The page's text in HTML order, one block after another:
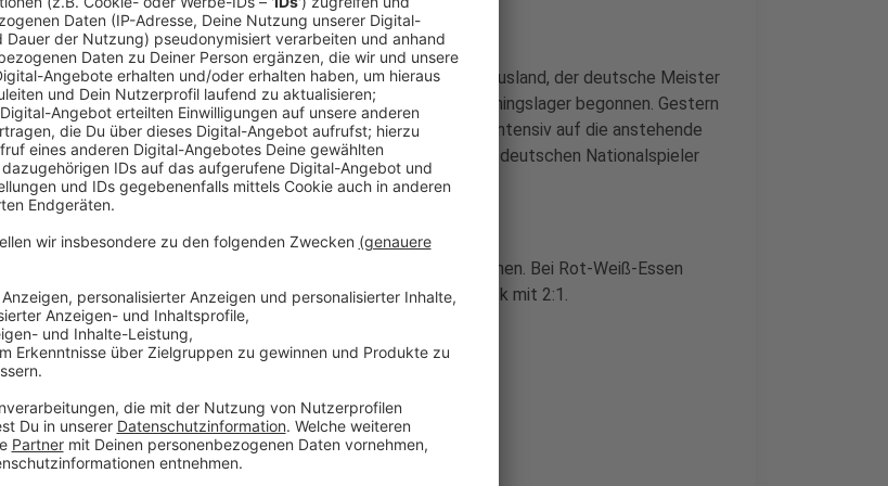
Viele Bundesligaclubs setzen in der Vorbereitung auf Reisen ins Ausland, der deutsche Meister
macht es anders: im Schwarzwald hat Bayer Leverkusen sein Trainingslager begonnen. Gestern
(28.07.) ist das Team sort angekommen und wird sich bis Freitag intensiv auf die anstehende
Saison vorbereiten. Mit dabei sind jetzt unter anderem wieder die deutschen Nationalspieler
Florian Wirtz, Robert Andrich und Jonathan Tah.
Am Freitag hatte Bayer 04 das erste Testspiel der Saison gewonnen. Bei Rot-Weiß-Essen
siegte die Werkself nach Toren von Nathan Tella und Patrik Schick mit 2:1.
Anzeige
Weitere Meldungen aus Leverkusen
Anzeige